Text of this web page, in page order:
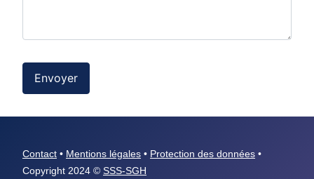
Envoyer
Contact • Mentions légales • Protection des données •
Copyright 2024 © SSS-SGH